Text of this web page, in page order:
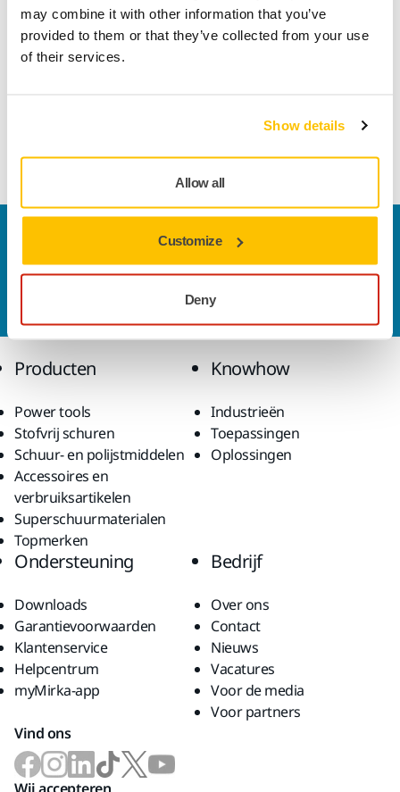
may combine it with other information that you’ve
provided to them or that they’ve collected from your use
of their services.
Show details
Allow all
Customize
Deny
Lengte 195 mm
Wilt u meer weten?Neem contact met ons op.Ons
Producten
Power tools
Stofvrij schuren
Schuur- en polijstmiddelen
Accessoires en
verbruiksartikelen
Superschuurmaterialen
Topmerken
Knowhow
Industrieën
Toepassingen
Oplossingen
Ondersteuning
Downloads
Garantievoorwaarden
Klantenservice
Helpcentrum
myMirka-app
Bedrijf
Over ons
Contact
Nieuws
Vacatures
Voor de media
Voor partners
Vind ons